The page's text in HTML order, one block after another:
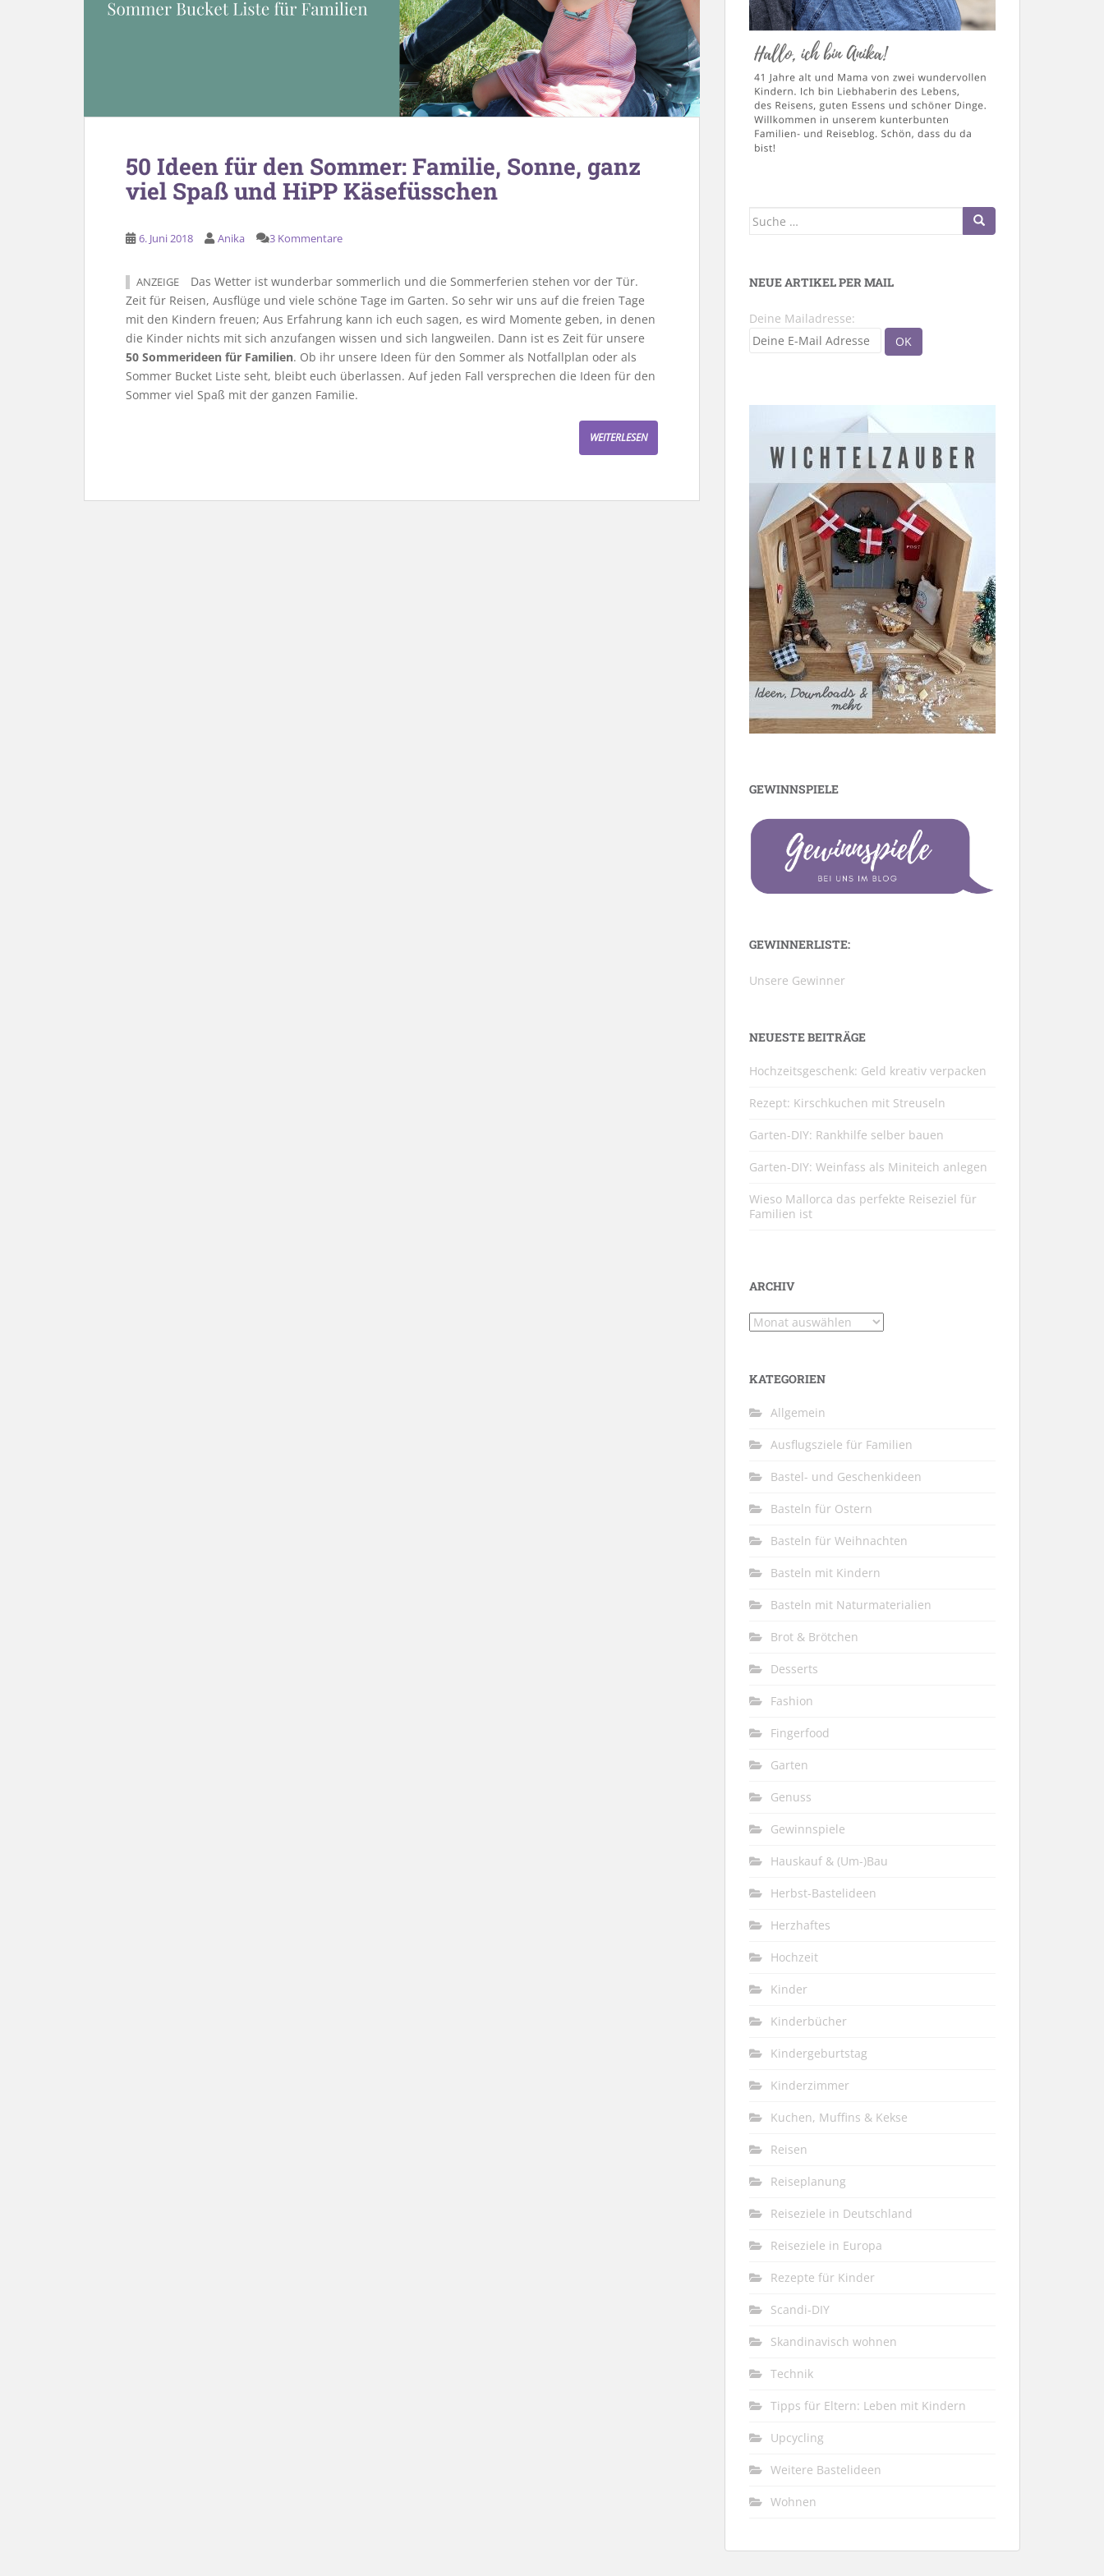
50 Ideen für den Sommer: Familie, Sonne, ganz
viel Spaß und HiPP Käsefüsschen
6. Juni 2018 Anika 3 Kommentare
ANZEIGE
Das Wetter ist wunderbar sommerlich und die Sommerferien stehen vor der Tür.
Zeit für Reisen, Ausflüge und viele schöne Tage im Garten. So sehr wir uns auf die freien Tage
mit den Kindern freuen; Aus Erfahrung kann ich euch sagen, es wird Momente geben, in denen
die Kinder nichts mit sich anzufangen wissen und sich langweilen. Dann ist es Zeit für unsere
50 Sommerideen für Familien. Ob ihr unsere Ideen für den Sommer als Notfallplan oder als
Sommer Bucket Liste seht, bleibt euch überlassen. Auf jeden Fall versprechen die Ideen für den
Sommer viel Spaß mit der ganzen Familie.
WEITERLESEN
Suche
NEUE ARTIKEL PER MAIL
Deine Mailadresse:
GEWINNSPIELE
GEWINNERLISTE:
Unsere Gewinner
NEUESTE BEITRÄGE
Hochzeitsgeschenk: Geld kreativ verpacken
Rezept: Kirschkuchen mit Streuseln
Garten-DIY: Rankhilfe selber bauen
Garten-DIY: Weinfass als Miniteich anlegen
Wieso Mallorca das perfekte Reiseziel für
Familien ist
ARCHIV
Archiv
KATEGORIEN
Allgemein
Ausflugsziele für Familien
Bastel- und Geschenkideen
Basteln für Ostern
Basteln für Weihnachten
Basteln mit Kindern
Basteln mit Naturmaterialien
Brot & Brötchen
Desserts
Fashion
Fingerfood
Garten
Genuss
Gewinnspiele
Hauskauf & (Um-)Bau
Herbst-Bastelideen
Herzhaftes
Hochzeit
Kinder
Kinderbücher
Kindergeburtstag
Kinderzimmer
Kuchen, Muffins & Kekse
Reisen
Reiseplanung
Reiseziele in Deutschland
Reiseziele in Europa
Rezepte für Kinder
Scandi-DIY
Skandinavisch wohnen
Technik
Tipps für Eltern: Leben mit Kindern
Upcycling
Weitere Bastelideen
Wohnen